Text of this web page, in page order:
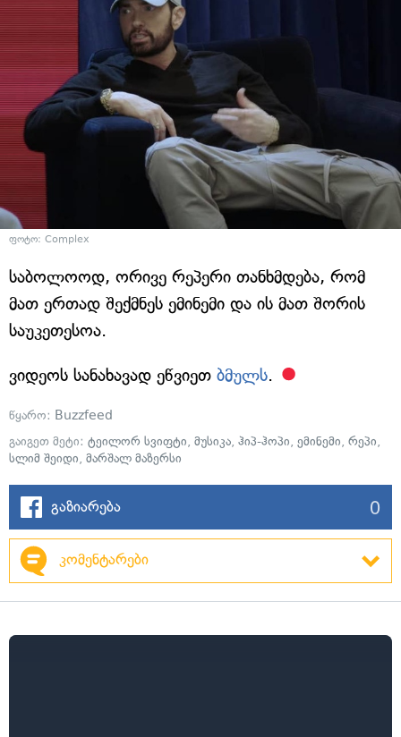
ფოტო: Complex
საბოლოოდ, ორივე რეპერი თანხმდება, რომ
მათ ერთად შექმნეს ემინემი და ის მათ შორის
საუკეთესოა.
ვიდეოს სანახავად ეწვიეთ ბმულს.
წყარო: Buzzfeed
გაიგეთ მეტი: ტეილორ სვიფტი, მუსიკა, ჰიპ-ჰოპი, ემინემი, რეპი,
სლიმ შეიდი, მარშალ მაზერსი
გაზიარება 0
კომენტარები